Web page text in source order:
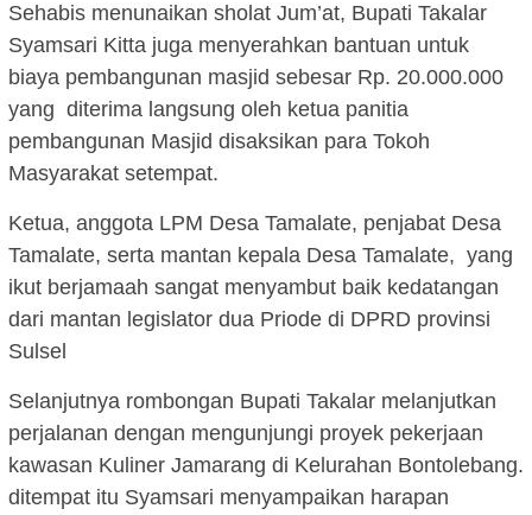
Sehabis menunaikan sholat Jum’at, Bupati Takalar
Syamsari Kitta juga menyerahkan bantuan untuk
biaya pembangunan masjid sebesar Rp. 20.000.000
yang diterima langsung oleh ketua panitia
pembangunan Masjid disaksikan para Tokoh
Masyarakat setempat.
Ketua, anggota LPM Desa Tamalate, penjabat Desa
Tamalate, serta mantan kepala Desa Tamalate, yang
ikut berjamaah sangat menyambut baik kedatangan
dari mantan legislator dua Priode di DPRD provinsi
Sulsel
Selanjutnya rombongan Bupati Takalar melanjutkan
perjalanan dengan mengunjungi proyek pekerjaan
kawasan Kuliner Jamarang di Kelurahan Bontolebang.
ditempat itu Syamsari menyampaikan harapan